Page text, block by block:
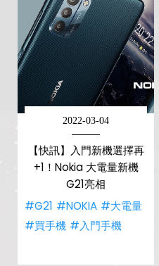
2022-03-04
【快訊】入門新機選擇再
+1！Nokia 大電量新機
G21亮相
#G21 #NOKIA #大電量
#買手機 #入門手機